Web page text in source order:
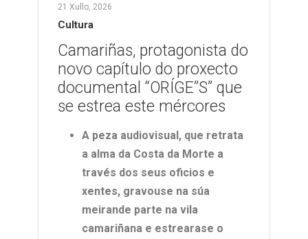
21 Xullo, 2026
Cultura
Camariñas, protagonista do
novo capítulo do proxecto
documental “ORÍGE”S” que
se estrea este mércores
A peza audiovisual, que retrata
a alma da Costa da Morte a
través dos seus oficios e
xentes, gravouse na súa
meirande parte na vila
camariñana e estrearase o